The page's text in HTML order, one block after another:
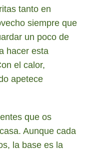
tanto en
siempre que
un poco de
hacer esta
el calor,
apetece
que os
Aunque cada
la base es la